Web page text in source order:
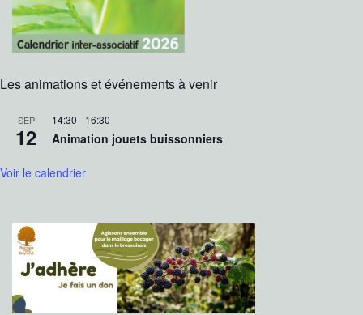
Les animations et événements à venir
SEP
12
14:30 - 16:30
Animation jouets buissonniers
Voir le calendrier